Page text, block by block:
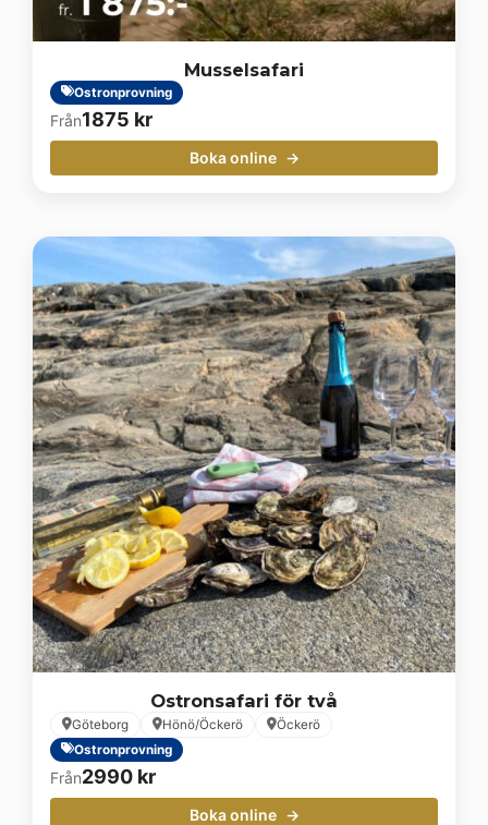
Musselsafari
Ostronprovning
Från1875 kr
Boka online
Ostronsafari för två
Göteborg Hönö/Öckerö
Öckerö
Ostronprovning
Från2990 kr
Boka online